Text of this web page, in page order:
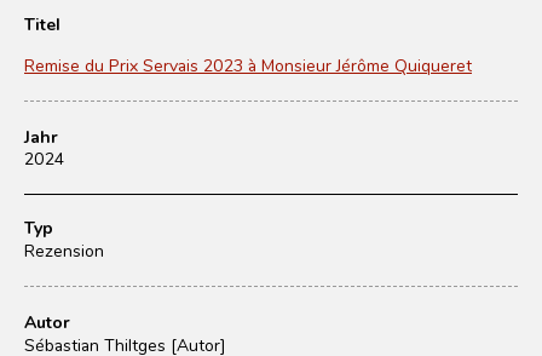
Titel
Remise du Prix Servais 2023 à Monsieur Jérôme Quiqueret
Jahr
2024
Typ
Rezension
Autor
Sébastian Thiltges [Autor]